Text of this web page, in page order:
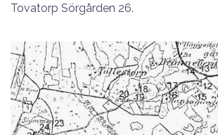
Tovatorp Sörgården 26.